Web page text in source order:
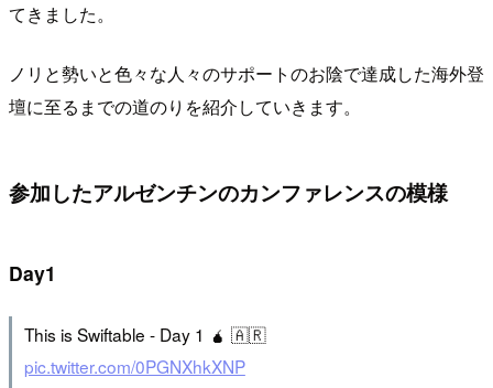
てきました。
ノリと勢いと色々な人々のサポートのお陰で達成した海外登
壇に至るまでの道のりを紹介していきます。
参加したアルゼンチンのカンファレンスの模様
Day1
This is Swiftable - Day 1 🧉 🇦🇷
pic.twitter.com/0PGNXhkXNP